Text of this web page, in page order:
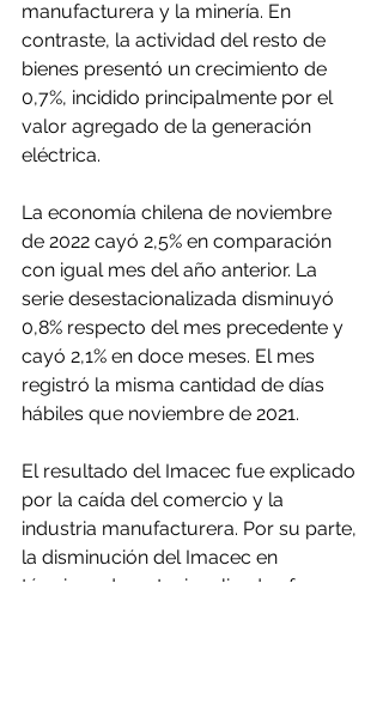
manufacturera y la minería. En
contraste, la actividad del resto de
bienes presentó un crecimiento de
0,7%, incidido principalmente por el
valor agregado de la generación
eléctrica.
La economía chilena de noviembre
de 2022 cayó 2,5% en comparación
con igual mes del año anterior. La
serie desestacionalizada disminuyó
0,8% respecto del mes precedente y
cayó 2,1% en doce meses. El mes
registró la misma cantidad de días
hábiles que noviembre de 2021.
El resultado del Imacec fue explicado
por la caída del comercio y la
industria manufacturera. Por su parte,
la disminución del Imacec en
términos desestacionalizados fue